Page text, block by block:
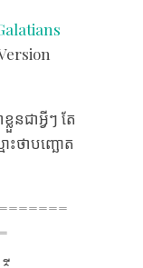
ន​ជា​អ្វីៗ តែ​
ះ​ថា​បញ្ឆោត​